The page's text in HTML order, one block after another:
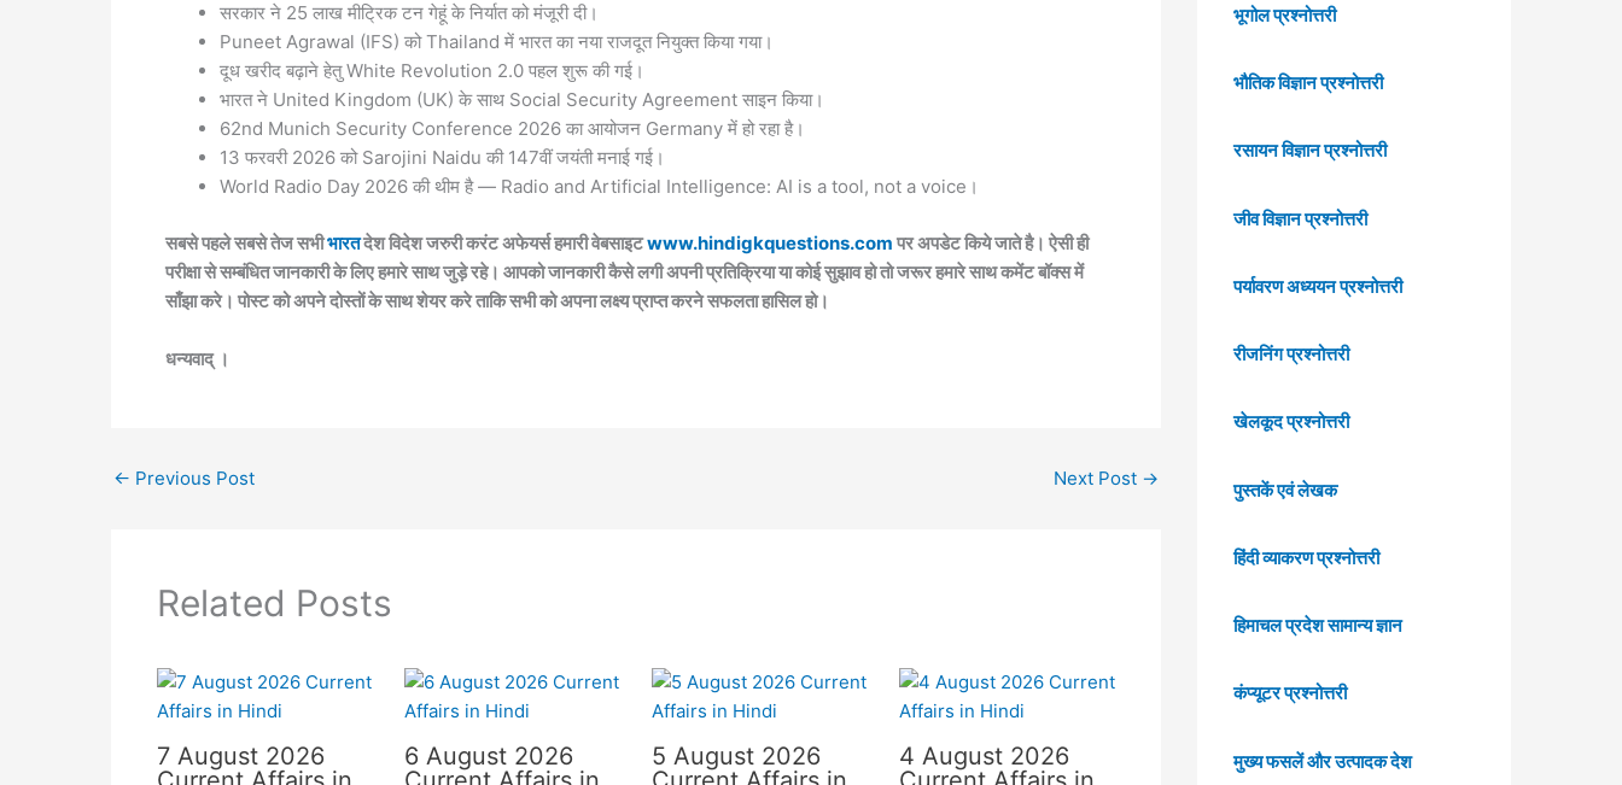
सरकार ने 25 लाख मीट्रिक टन गेहूं के निर्यात को मंजूरी दी।
Puneet Agrawal (IFS) को Thailand में भारत का नया राजदूत नियुक्त किया गया।
दूध खरीद बढ़ाने हेतु White Revolution 2.0 पहल शुरू की गई।
भारत ने United Kingdom (UK) के साथ Social Security Agreement साइन किया।
62nd Munich Security Conference 2026 का आयोजन Germany में हो रहा है।
13 फरवरी 2026 को Sarojini Naidu की 147वीं जयंती मनाई गई।
World Radio Day 2026 की थीम है — Radio and Artificial Intelligence: AI is a tool, not a voice।
सबसे पहले सबसे तेज सभीभारतदेश विदेश जरुरी करंट अफेयर्स हमारी वेबसाइटwww.hindigkquestions.com पर अपडेट किये जाते है। ऐसी ही
परीक्षा से सम्बंधित जानकारी के लिए हमारे साथ जुड़े रहे। आपको जानकारी कैसे लगी अपनी प्रतिक्रिया या कोई सुझाव हो तो जरूर हमारे साथ कमेंट बॉक्स में
साँझा करे। पोस्ट को अपने दोस्तों के साथ शेयर करे ताकि सभी को अपना लक्ष्य प्राप्त करने सफलता हासिल हो।
धन्यवाद् ।
← Previous Post Next Post →
Related Posts
7 August 2026
6 August 2026
5 August 2026
4 August 2026
भूगोल प्रश्नोत्तरी
भौतिक विज्ञान प्रश्नोत्तरी
रसायन विज्ञान प्रश्नोत्तरी
जीव विज्ञान प्रश्नोत्तरी
पर्यावरण अध्ययन प्रश्नोत्तरी
रीजनिंग प्रश्नोत्तरी
खेलकूद प्रश्नोत्तरी
पुस्तकें एवं लेखक
हिंदी व्याकरण प्रश्नोत्तरी
हिमाचल प्रदेश सामान्य ज्ञान
कंप्यूटर प्रश्नोत्तरी
मुख्य फसलें और उत्पादक देश